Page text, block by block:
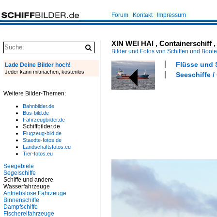
Forum Kontakt Impressum
XIN WEI HAI , Containerschiff ,
Bilder und Fotos von Schiffen und
Flüsse und
Seeschiffe /
Lade Deine Bilder hoch!
Jeder kann mitmachen, kostenlos!
Weitere Bilder-Themen:
Bahnbilder.de
Bus-bild.de
Fahrzeugbilder.de
Schiffbilder.de
Flugzeug-bild.de
Staedte-fotos.de
Landschaftsfotos.eu
Tier-fotos.eu
Seegebiete
Segelschiffe
Schiffe und andere
Wasserfahrzeuge
Antriebslose Fahrzeuge
Binnenschiffe
Dampfschiffe
Fischereifahrzeuge